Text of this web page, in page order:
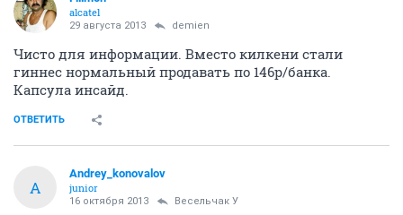
alcatel
29 августа 2013 demien
Чисто для информации. Вместо килкени стали
гиннес нормальный продавать по 146р/банка.
Капсула инсайд.
ОТВЕТИТЬ
A
Andrey_konovalov
junior
16 октября 2013 Весельчак У